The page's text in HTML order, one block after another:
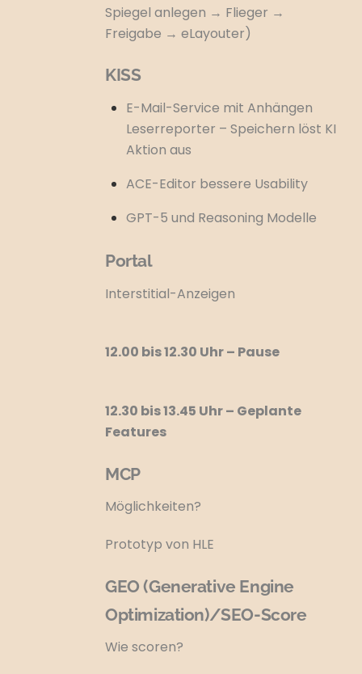
Spiegel anlegen → Flieger →
Freigabe → eLayouter)
KISS
E-Mail-Service mit Anhängen
Leserreporter – Speichern löst KI
Aktion aus
ACE-Editor bessere Usability
GPT-5 und Reasoning Modelle
Portal
Interstitial-Anzeigen
12.00 bis 12.30 Uhr – Pause
12.30 bis 13.45 Uhr – Geplante
Features
MCP
Möglichkeiten?
Prototyp von HLE
GEO (Generative Engine
Optimization)/SEO-Score
Wie scoren?